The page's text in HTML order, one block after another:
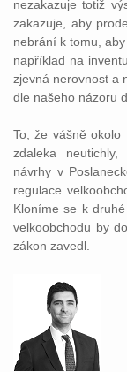
nezakazuje totiž
zakazuje, aby
nebrání k tomu,
například na
zjevná nerovnost a
dle našeho názoru
To, že vášně okolo
zdaleka
návrhy v
regulace
Kloníme se k
velkoobchodu by
zákon zavedl.